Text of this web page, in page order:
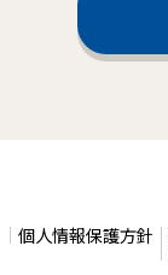
個人情報保護方針